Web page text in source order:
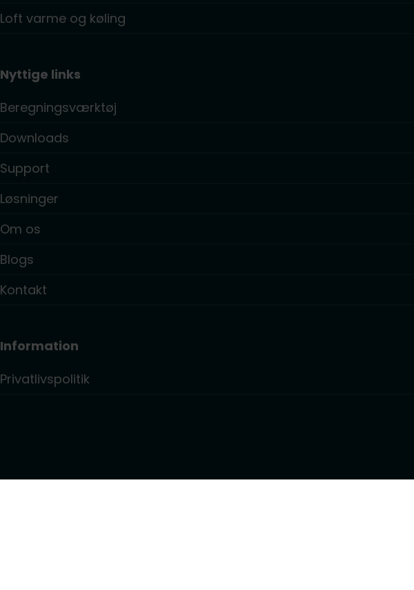
Loft varme og køling
Nyttige links
Beregningsværktøj
Downloads
Support
Løsninger
Om os
Blogs
Kontakt
Information
Privatlivspolitik